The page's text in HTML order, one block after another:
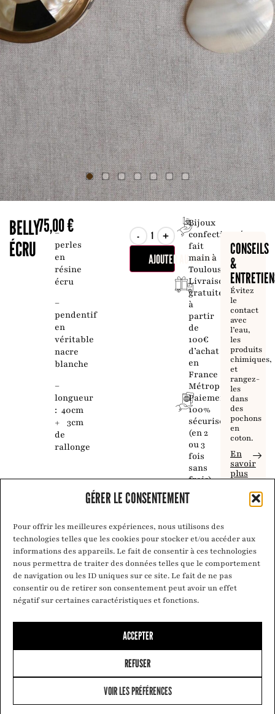
GÉRER LE CONSENTEMENT
Pour offrir les meilleures expériences, nous utilisons des
technologies telles que les cookies pour stocker et/ou accéder aux
informations des appareils. Le fait de consentir à ces technologies
nous permettra de traiter des données telles que le comportement
de navigation ou les ID uniques sur ce site. Le fait de ne pas
consentir ou de retirer son consentement peut avoir un effet
négatif sur certaines caractéristiques et fonctions.
ACCEPTER
REFUSER
VOIR LES PRÉFÉRENCES
0
BELLY
ÉCRU
75,00€
–
perles
en
résine
écru
–
pendentif
en
véritable
nacre
blanche
–
longueur
: 40cm
+ 3cm
de
rallonge
- +
AJOUTER AU PANIER
Bijoux
confectionnés
fait
main à
Toulouse
Livraison
gratuite
à
partir
de
100€
d’achat
en
France
Métropolitaine
Paiement
100%
sécurisé
(en 2
ou 3
fois
sans
frais)
CONSEILS
&
Évitez
le
contact
avec
l’eau,
les
produits
chimiques,
et
rangez-
les
dans
des
pochons
en
coton.
En
savoir
plus